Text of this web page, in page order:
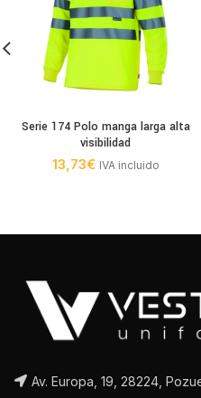
Serie 174 Polo manga larga alta
visibilidad
13,73€ IVA incluido
Av. Europa, 19, 28224,